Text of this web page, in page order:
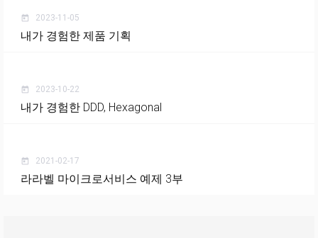
today 2023-11-05
내가 경험한 제품 기획
today 2023-10-22
내가 경험한 DDD, Hexagonal
today 2021-02-17
라라벨 마이크로서비스 예제 3부